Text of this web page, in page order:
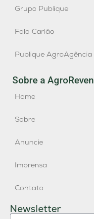
Grupo Publique
Fala Carlão
Publique AgroAgência
Sobre a
Home
Sobre
Anuncie
Imprensa
Contato
Newsletter